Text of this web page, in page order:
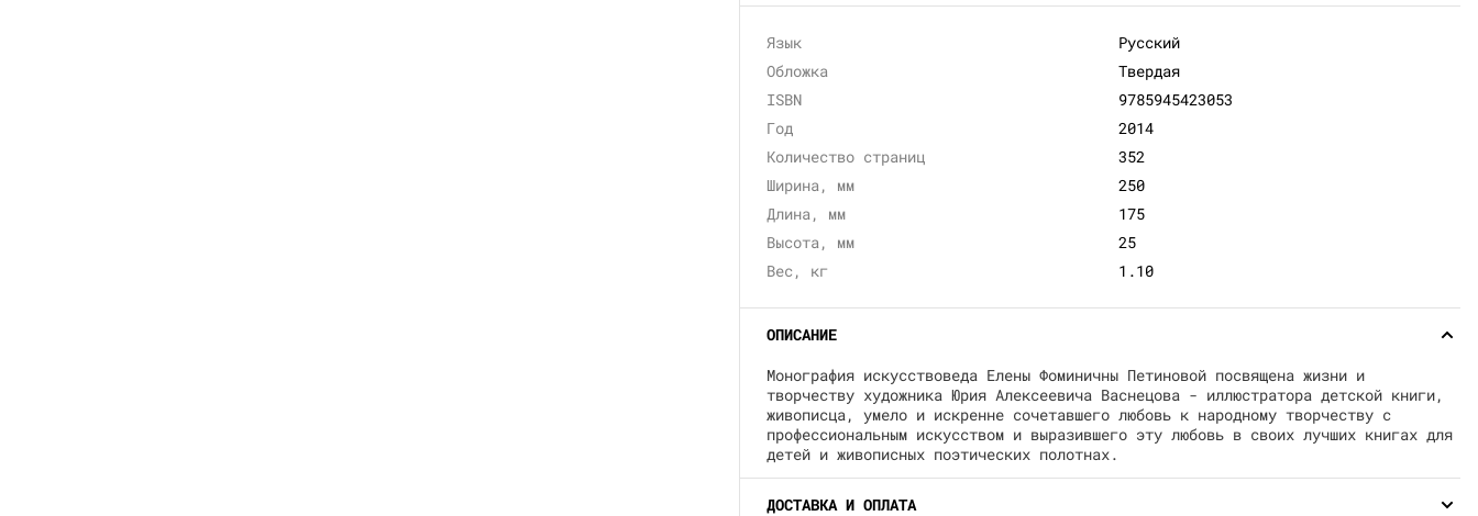
Язык
Русский
Обложка
Твердая
ISBN
9785945423053
Год
2014
Количество страниц
352
Ширина, мм
250
Длина, мм
175
Высота, мм
25
Вес, кг
1.10
ОПИСАНИЕ
Монография искусствоведа Елены Фоминичны Петиновой посвящена жизни и
творчеству художника Юрия Алексеевича Васнецова - иллюстратора детской книги,
живописца, умело и искренне сочетавшего любовь к народному творчеству с
профессиональным искусством и выразившего эту любовь в своих лучших книгах для
детей и живописных поэтических полотнах.
ДОСТАВКА И ОПЛАТА